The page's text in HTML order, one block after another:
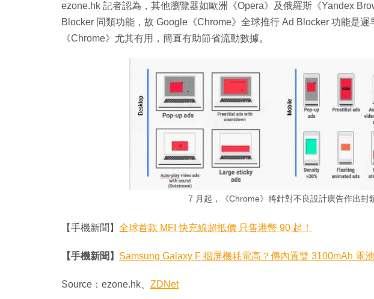
ezone.hk 記者認為，其他瀏覽器如歐洲《Opera》及俄羅斯《Yandex
Blocker 同類功能，故 Google《Chrome》全球推行 Ad Blocker 功能是
《Chrome》尤其有用，簡直有助節省流動數據。
7 月起，《Chrome》將針對不良設計廣告作出封
【手機新聞】 全球首款 MFI 快充線超抵價 只售港幣 90 起！
【手機新聞】 Samsung Galaxy F 摺屏機耗電高？傳內置雙 3100mAh 電池
Source：ezone.hk、 ZDNet